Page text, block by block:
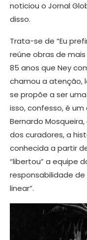
noticiou o Jornal
disso.
Trata-se de “Eu
reúne obras de
85 anos que Ney
chamou a atenção,
se propõe a ser
isso, confesso, é
Bernardo
dos curadores, a
conhecida a partir
“libertou” a equipe
responsabilidade
linear”.